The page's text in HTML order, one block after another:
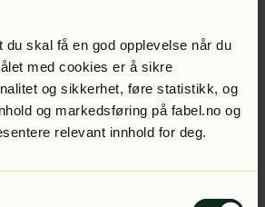
du skal få en god opplevelse når du
med cookies er å sikre
og sikkerhet, føre statistikk, og
og markedsføring på fabel.no og
relevant innhold for deg.